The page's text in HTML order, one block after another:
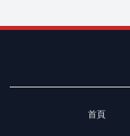
首頁